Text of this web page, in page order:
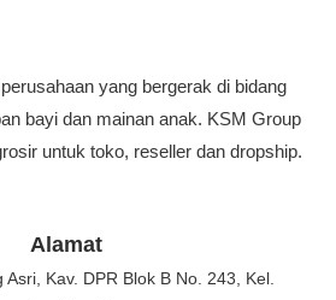
yang bergerak di bidang
bayi dan mainan anak. KSM Group
untuk toko, reseller dan dropship.
Alamat
Kav. DPR Blok B No. 243, Kel.